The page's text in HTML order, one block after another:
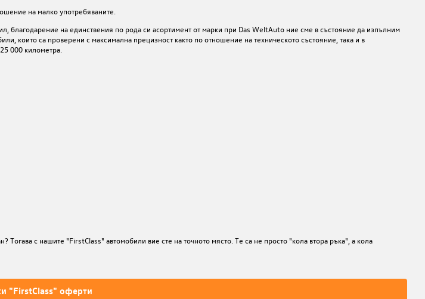
на малко употребяваните.
благодарение на единствения по рода си асортимент от марки при Das WeltAuto ние сме в състояние да изпълним
които са проверени с максимална прецизност както по отношение на техническото състояние, така и в
000 километра.
с нашите "FirstClass" автомобили вие сте на точното място. Те са не просто "кола втора ръка", а кола
"FirstClass" оферти